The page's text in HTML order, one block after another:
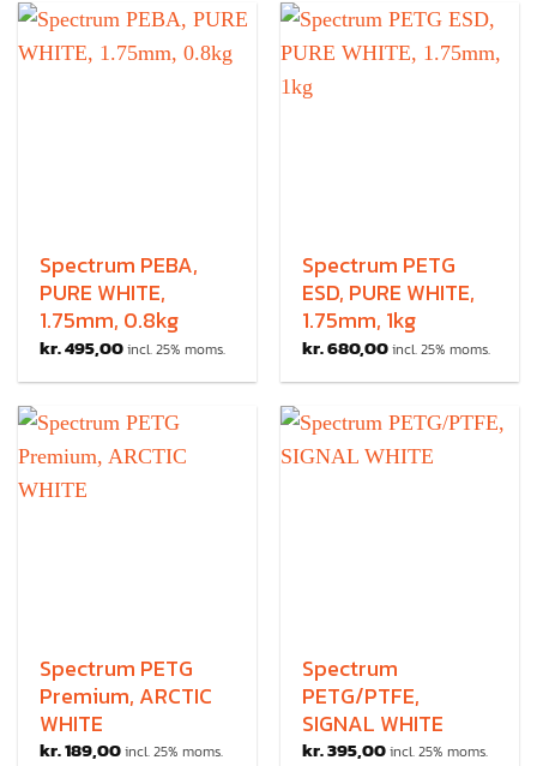
Spectrum PEBA,
PURE WHITE,
1.75mm, 0.8kg
kr.495,00incl. 25% moms.
Spectrum PETG
ESD, PURE WHITE,
1.75mm, 1kg
kr.680,00incl. 25% moms.
Spectrum PETG
Premium, ARCTIC
WHITE
kr.189,00incl. 25% moms.
Spectrum
PETG/PTFE,
SIGNAL WHITE
kr.395,00incl. 25% moms.